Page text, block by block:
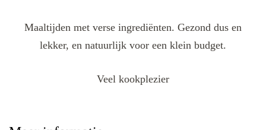
Maaltijden met verse ingrediënten. Gezond dus en
lekker, en natuurlijk voor een klein budget.
Veel kookplezier